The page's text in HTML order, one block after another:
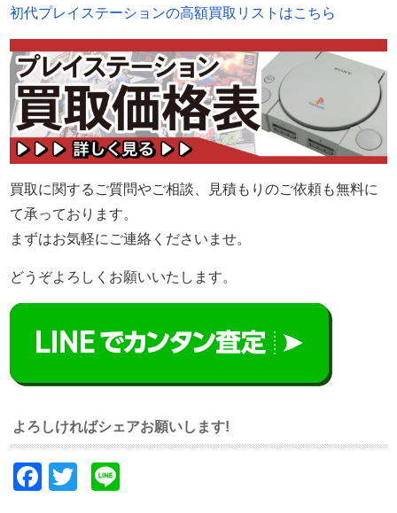
初代プレイステーションの高額買取リストはこちら
買取に関するご質問やご相談、見積もりのご依頼も無料に
て承っております。
まずはお気軽にご連絡くださいませ。
どうぞよろしくお願いいたします。
よろしければシェアお願いします!
Facebook
Twitter